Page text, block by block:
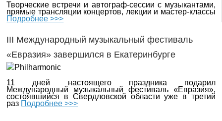
Творческие встречи и автограф-сессии с музыкантами,
прямые трансляции концертов, лекции и мастер-классы
Подробнее >>>
III Международный музыкальный фестиваль
«Евразия» завершился в Екатеринбурге
11 дней настоящего праздника подарил
Международный музыкальный фестиваль «Евразия»,
состоявшийся в Свердловской области уже в третий
раз Подробнее >>>